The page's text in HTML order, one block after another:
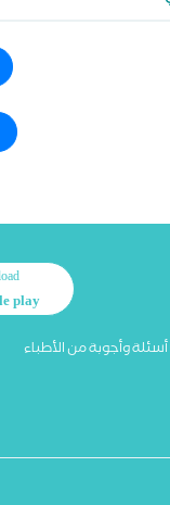
play
أسئلة وأجوبة من الأطباء